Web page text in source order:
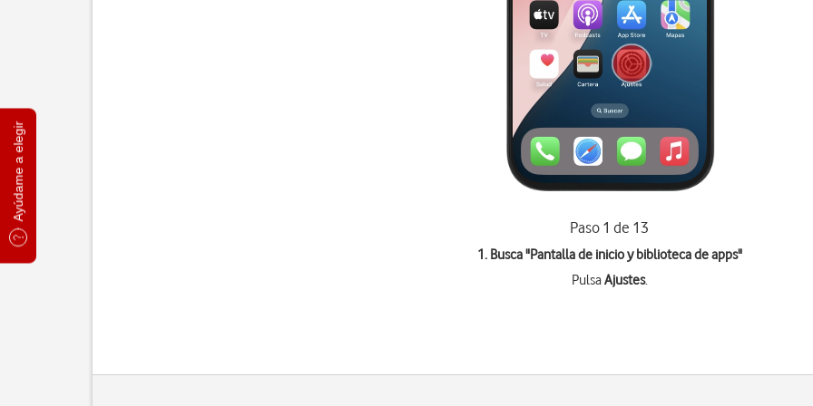
Ayúdame a elegir
Paso 1 de 13
1. Busca "Pantalla de inicio y biblioteca de apps"
PulsaAjustes.